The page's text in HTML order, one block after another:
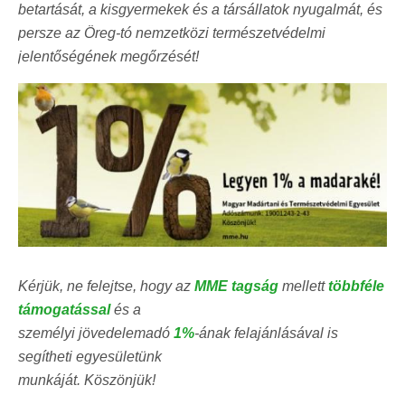
betartását, a kisgyermekek és a társállatok nyugalmát, és
persze az Öreg-tó nemzetközi természetvédelmi
jelentőségének megőrzését!
Kérjük, ne felejtse, hogy az MME tagság melletttöbbféle
támogatássalés a
személyi jövedelemadó 1%-ának felajánlásával is
segítheti egyesületünk
munkáját. Köszönjük!